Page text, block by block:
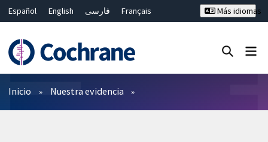
Español English فارسی
Français
Bahasa Malaysia
ไทย 繁體中文
Más idiomas
Filtros
Inicio Nuestra evidencia